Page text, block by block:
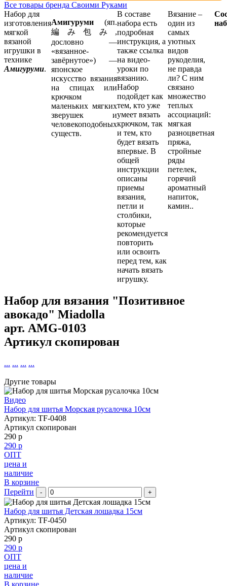
Все товары бренда Своими Руками
Набор для
изготовления
мягкой
вязаной
игрушки в
технике
Амигуруми.
Амигуруми (яп.
編み包み,
дословно —
«вязанное-
завёрнутое») —
японское
искусство вязания
на спицах или
крючком
маленьких мягких
зверушек и
человекоподобных
существ.
В составе
набора есть
подробная
инструкция, а
также ссылка
на видео-
уроки по
вязанию.
Набор
подойдет как
тем, кто уже
умеет вязать
крючком, так
и тем, кто
будет вязать
впервые. В
общей
инструкции
описаны
приемы
вязания,
петли и
столбики,
которые
рекомендуется
повторить
или освоить
перед тем, как
начать вязать
игрушку.
Вязание –
один из
самых
уютных
видов
рукоделия,
не правда
ли? С ним
связано
множество
теплых
ассоциаций:
мягкая
разноцветная
пряжа,
стройные
ряды
петелек,
горячий
ароматный
напиток,
камин..
Набор для вязания "Позитивное
авокадо" Miadolla
арт. AMG-0103
Артикул скопирован
... ... ... ...
Другие товары
Видео
Набор для шитья Морская русалочка 10см
Артикул: TF-0408
Артикул скопирован
290 р
290 р
ОПТ
цена и
наличие
В корзине
Перейти
- +
Набор для шитья Детская лошадка 15см
Артикул: TF-0450
Артикул скопирован
290 р
290 р
ОПТ
цена и
наличие